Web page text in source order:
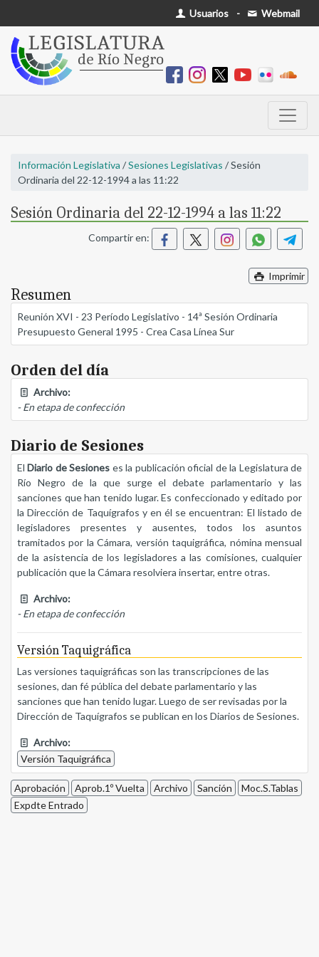
Usuarios - Webmail
Información Legislativa /Sesiones Legislativas / Sesión
Ordinaria del 22-12-1994 a las 11:22
Sesión Ordinaria del 22-12-1994 a las 11:22
Compartir en:
Imprimir
Resumen
Reunión XVI - 23 Período Legislativo - 14ª Sesión Ordinaria
Presupuesto General 1995 - Crea Casa Línea Sur
Orden del día
Archivo:
- En etapa de confección
Diario de Sesiones
ElDiario de Sesiones es la publicación oficial de la Legislatura de
Río Negro de la que surge el debate parlamentario y las
sanciones que han tenido lugar. Es confeccionado y editado por
la Dirección de Taquígrafos y en él se encuentran: El listado de
legisladores presentes y ausentes, todos los asuntos
tramitados por la Cámara, versión taquigráfica, nómina mensual
de la asistencia de los legisladores a las comisiones, cualquier
publicación que la Cámara resolviera insertar, entre otras.
Archivo:
- En etapa de confección
Versión Taquigráfica
Las versiones taquigráficas son las transcripciones de las
sesiones, dan fé pública del debate parlamentario y las
sanciones que han tenido lugar. Luego de ser revisadas por la
Dirección de Taquígrafos se publican en los Diarios de Sesiones.
Archivo:
Versión Taquigráfica
Aprobación Aprob.1º Vuelta Archivo Sanción
Moc.S.Tablas
Expdte Entrado